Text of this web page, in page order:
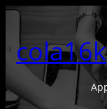
콘
츠
바
로
cola16k